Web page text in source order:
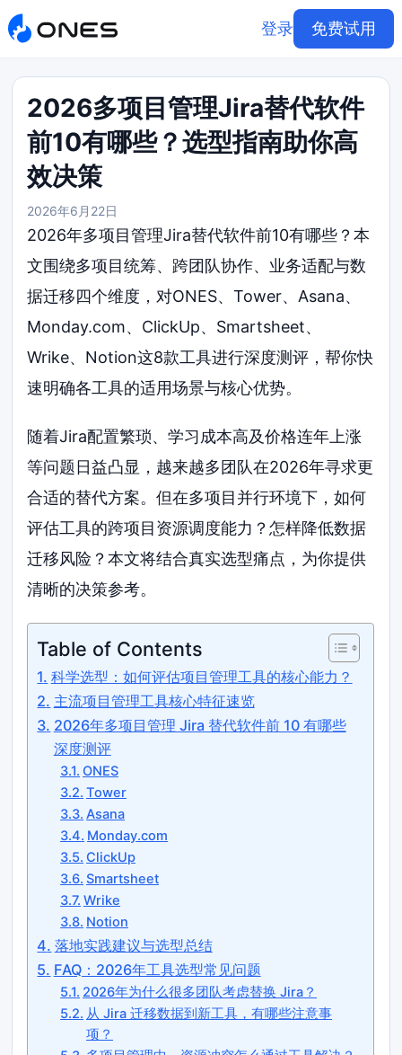
登录 免费试用
2026多项目管理Jira替代软件
前10有哪些？选型指南助你高
效决策
2026年6月22日
2026年多项目管理Jira替代软件前10有哪些？本
文围绕多项目统筹、跨团队协作、业务适配与数
据迁移四个维度，对ONES、Tower、Asana、
Monday.com、ClickUp、Smartsheet、
Wrike、Notion这8款工具进行深度测评，帮你快
速明确各工具的适用场景与核心优势。
随着Jira配置繁琐、学习成本高及价格连年上涨
等问题日益凸显，越来越多团队在2026年寻求更
合适的替代方案。但在多项目并行环境下，如何
评估工具的跨项目资源调度能力？怎样降低数据
迁移风险？本文将结合真实选型痛点，为你提供
清晰的决策参考。
Table of Contents
科学选型：如何评估项目管理工具的核心能力？
主流项目管理工具核心特征速览
2026年多项目管理 Jira 替代软件前 10 有哪些
深度测评
ONES
Tower
Asana
Monday.com
ClickUp
Smartsheet
Wrike
Notion
落地实践建议与选型总结
FAQ：2026年工具选型常见问题
2026年为什么很多团队考虑替换 Jira？
从 Jira 迁移数据到新工具，有哪些注意事
项？